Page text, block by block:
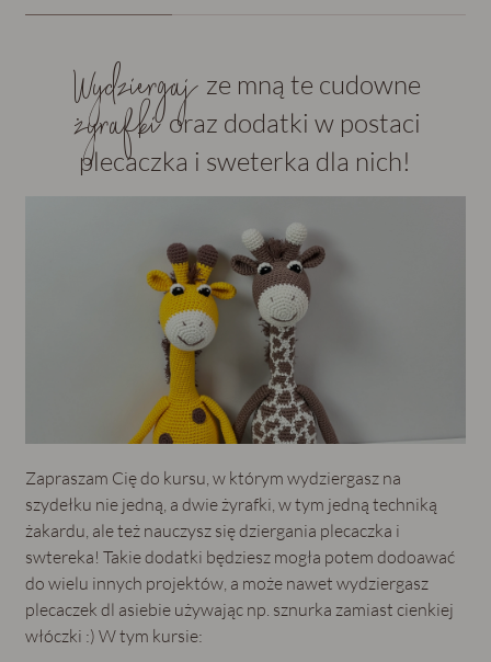
Wydziergaj ze mną te cudowne
żyrafkioraz dodatki w postaci
plecaczka i sweterka dla nich!
Zapraszam Cię do kursu, w którym wydziergasz na
szydełku nie jedną, a dwie żyrafki, w tym jedną techniką
żakardu, ale też nauczysz się dziergania plecaczka i
swtereka! Takie dodatki będziesz mogła potem dodoawać
do wielu innych projektów, a może nawet wydziergasz
plecaczek dl asiebie używając np. sznurka zamiast cienkiej
włóczki :) W tym kursie: